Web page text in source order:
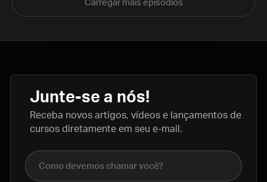
Carregar mais episódios
Junte-se a nós!
Receba novos artigos, vídeos e lançamentos de
cursos diretamente em seu e-mail.
Nome completo